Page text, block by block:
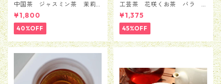
中国茶 ジャスミン茶 茉莉
花茶 銀毫インハオウ 100ｇ
¥1,800
40%OFF
工芸茶 花咲くお茶 バラ
ローズ 5粒セット（1種類*5
粒）
¥1,375
45%OFF